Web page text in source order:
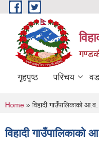
Skip to main content
गृहपृष्ठ परिचय
You are here
Home » विहादी गाउँपालिकाको
विहादी